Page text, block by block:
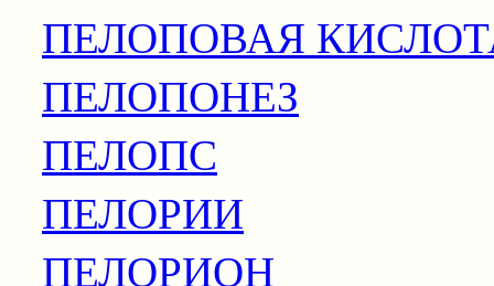
ПЕЛОПОВАЯ
ПЕЛОПОНЕЗ
ПЕЛОПС
ПЕЛОРИИ
ПЕЛОРИОН